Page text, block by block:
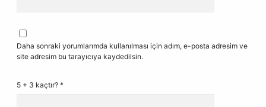
Daha sonraki yorumlarımda kullanılması için adım, e-posta adresim ve
site adresim bu tarayıcıya kaydedilsin.
5 + 3 kaçtır? *